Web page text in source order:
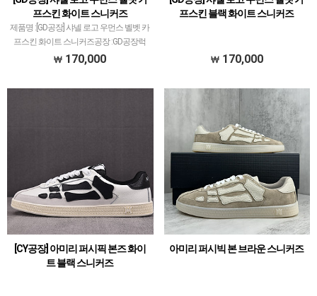
프스킨 화이트 스니커즈
제품명 :[GD공장] 샤넬 로고 우먼스 벨벳 카
프스킨 화이트 스니커즈공장 :GD공장​럭
셔리 계열 스니커즈는 메이저 공장에서 취
170,000
프스킨 블랙 화이트 스니커즈
170,000
[CY공장] 아미리 퍼시픽 본즈 화이
트 블랙 스니커즈
아미리 퍼시빅 본 브라운 스니커즈